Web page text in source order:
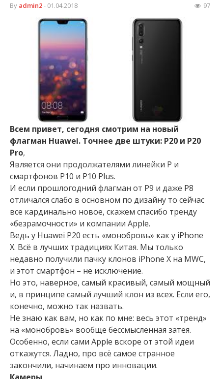
By admin2- 01.04.2018 97
Всем привет, сегодня смотрим на новый
флагман Huawei. Точнее две штуки: P20 и P20
Pro,
Является они продолжателями линейки P и
смартфонов P10 и P10 Plus.
И если прошлогодний флагман от P9 и даже P8
отличался слабо в основном по дизайну то сейчас
все кардинально новое, скажем спасибо тренду
«безрамочности» и компании Apple.
Ведь у Huawei P20 есть «монобровь» как у iPhone
X. Всё в лучших традициях Китая. Мы только
недавно получили пачку клонов iPhone X на MWC,
и этот смартфон – не исключение.
Но это, наверное, самый красивый, самый мощный
и, в принципе самый лучший клон из всех. Если его,
конечно, можно так назвать.
Не знаю как вам, но как по мне: весь этот «тренд»
на «монобровь» вообще бессмысленная затея.
Особенно, если сами Apple вскоре от этой идеи
откажутся. Ладно, про всё самое странное
закончили, начинаем про инновации.